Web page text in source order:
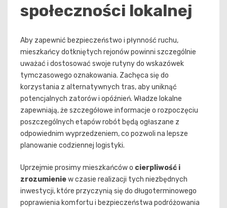
społeczności lokalnej
Aby zapewnić bezpieczeństwo i płynność ruchu,
mieszkańcy dotkniętych rejonów powinni szczególnie
uważać i dostosować swoje rutyny do wskazówek
tymczasowego oznakowania. Zachęca się do
korzystania z alternatywnych tras, aby uniknąć
potencjalnych zatorów i opóźnień. Władze lokalne
zapewniają, że szczegółowe informacje o rozpoczęciu
poszczególnych etapów robót będą ogłaszane z
odpowiednim wyprzedzeniem, co pozwoli na lepsze
planowanie codziennej logistyki.
Uprzejmie prosimy mieszkańców o cierpliwość i
zrozumieniew czasie realizacji tych niezbędnych
inwestycji, które przyczynią się do długoterminowego
poprawienia komfortu i bezpieczeństwa podróżowania